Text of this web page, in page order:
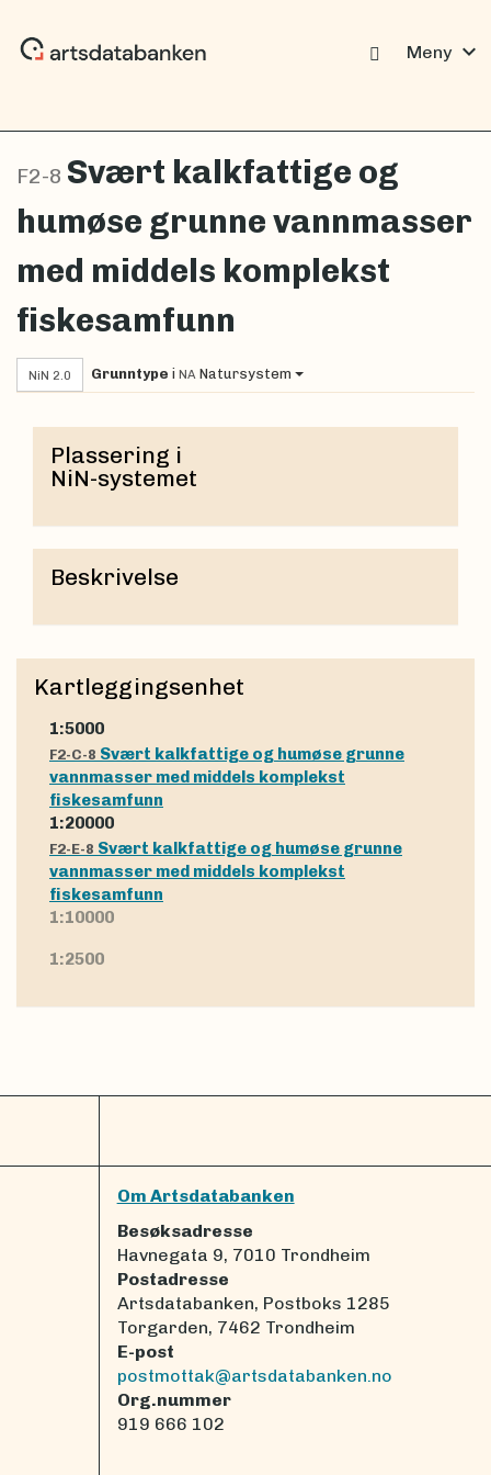
Meny expand_more
F2-8 Svært kalkfattige og
humøse grunne vannmasser
med middels komplekst
fiskesamfunn
NiN 2.0 Grunntype i NA Natursystem
Plassering i
NiN-systemet
Beskrivelse
Kartleggingsenhet
1:5000
F2-C-8 Svært kalkfattige og humøse grunne
vannmasser med middels komplekst
fiskesamfunn
1:20000
F2-E-8 Svært kalkfattige og humøse grunne
vannmasser med middels komplekst
fiskesamfunn
1:10000
1:2500
Om Artsdatabanken
Besøksadresse
Havnegata 9, 7010 Trondheim
Postadresse
Artsdatabanken, Postboks 1285
Torgarden, 7462 Trondheim
E-post
postmottak@artsdatabanken.no
Org.nummer
919 666 102